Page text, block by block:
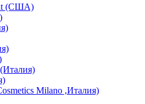
(США)
Milano ,Италия)